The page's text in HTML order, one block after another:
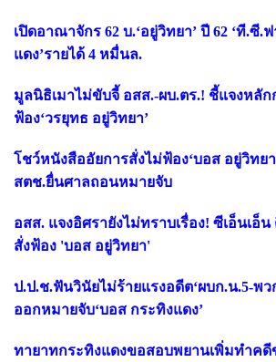
เปิดอาณาจักร 62 บ.‘อยู่วิทยา’ ปี 62 ‘ที.ซี.
แดง’รายได้ 4 หมื่นล.
มูลนิธิเมาไม่ขับจี้ อสส.-ผบ.ตร.! ชี้แจงหลัก
ฟ้อง‘วรยุทธ อยู่วิทยา’
โชว์หนังสืออัยการสั่งไม่ฟ้อง‘บอส อยู่วิทยา
สตช.ยื่นศาลถอนหมายจับ
อสส. แจงอิศรายังไม่ทราบเรื่อง! ซีเอ็นเอ็
สั่งฟ้อง 'บอส อยู่วิทยา'
ป.ป.ช.ฟันวินัยไม่ร้ายแรงอดีต‘ผบก.น.5-พว
ออกหมายจับ‘บอส กระทิงแดง’
ทายาทกระทิงแดงขอสอบพยานเพิ่มทำค